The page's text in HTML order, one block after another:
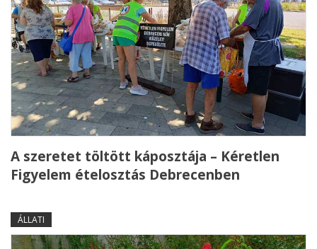
A szeretet töltött káposztája – Kéretlen
Figyelem ételosztás Debrecenben
ÁLLATI